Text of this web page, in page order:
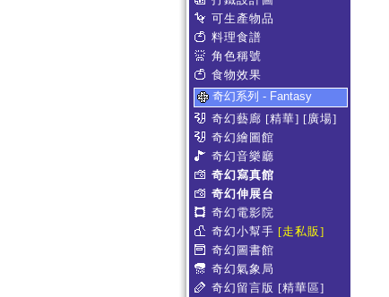
可生產物品
料理食譜
角色稱號
食物效果
奇幻系列 - Fantasy
奇幻藝廊 [精華] [廣場]
奇幻繪圖館
奇幻音樂廳
奇幻寫真館
奇幻伸展台
奇幻電影院
奇幻小幫手 [走私販]
奇幻圖書館
奇幻氣象局
奇幻留言版 [精華區]